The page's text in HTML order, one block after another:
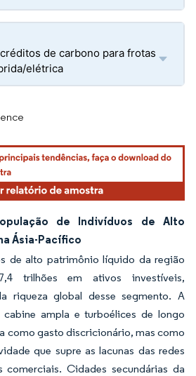
de carbono para frotas
elétrica
de Indivíduos de Alto
Ásia-Pacífico
de alto patrimônio líquido da região
trilhões em ativos investíveis,
riqueza global desse segmento. A
ampla e turboélices de longo
como gasto discricionário, mas como
que supre as lacunas das redes
comerciais. Cidades secundárias da